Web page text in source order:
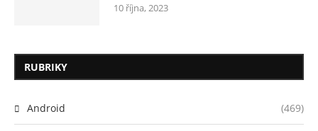
10 října, 2023
RUBRIKY
Android (469)